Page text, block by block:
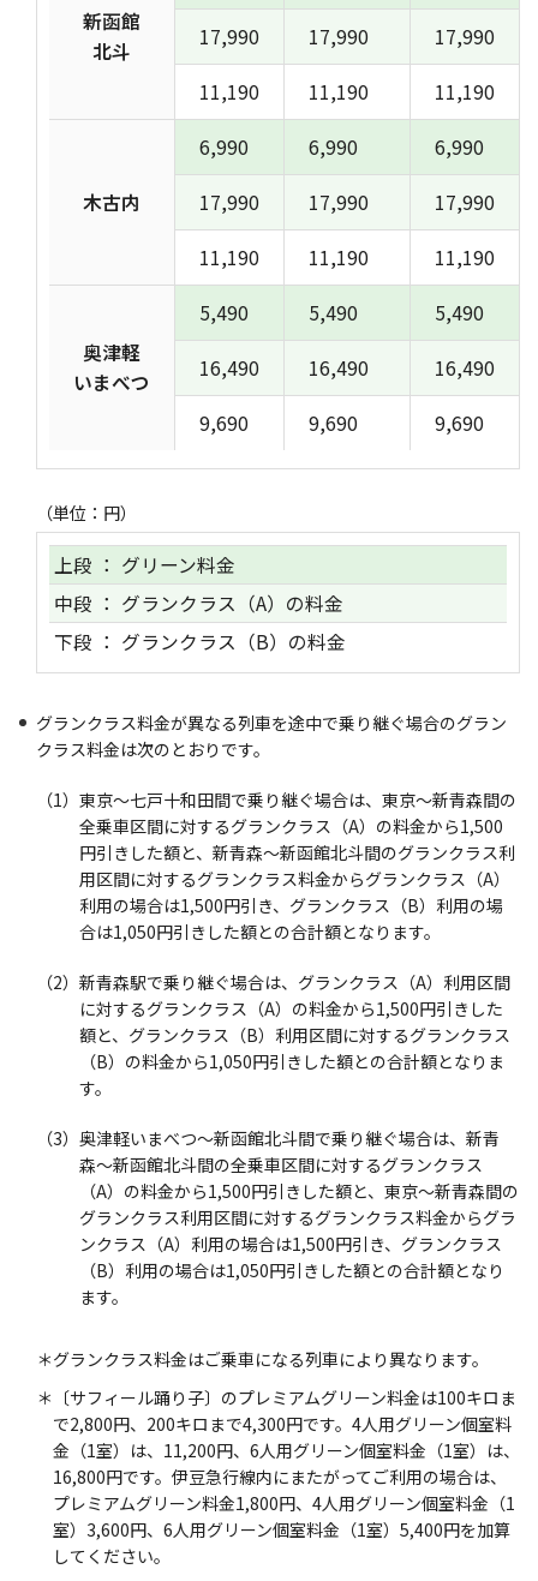
新函館
北斗
17,990
17,990
17,990
11,190
11,190 11,190
木古内
6,990 6,990
6,990
17,990
17,990
17,990
11,190
11,190 11,190
奥津軽
いまべつ
5,490 5,490
5,490
16,490
16,490
16,490
9,690
9,690 9,690
（単位：円）
上段 ： グリーン料金
中段 ： グランクラス（A）の料金
下段 ： グランクラス（B）の料金
グランクラス料金が異なる列車を途中で乗り継ぐ場合のグラン
クラス料金は次のとおりです。
（1）東京〜七戸十和田間で乗り継ぐ場合は、東京〜新青森間の
全乗車区間に対するグランクラス（A）の料金から1,500
円引きした額と、新青森〜新函館北斗間のグランクラス利
用区間に対するグランクラス料金からグランクラス（A）
利用の場合は1,500円引き、グランクラス（B）利用の場
合は1,050円引きした額との合計額となります。
（2）新青森駅で乗り継ぐ場合は、グランクラス（A）利用区間
に対するグランクラス（A）の料金から1,500円引きした
額と、グランクラス（B）利用区間に対するグランクラス
（B）の料金から1,050円引きした額との合計額となりま
す。
（3）奥津軽いまべつ〜新函館北斗間で乗り継ぐ場合は、新青
森〜新函館北斗間の全乗車区間に対するグランクラス
（A）の料金から1,500円引きした額と、東京〜新青森間の
グランクラス利用区間に対するグランクラス料金からグラ
ンクラス（A）利用の場合は1,500円引き、グランクラス
（B）利用の場合は1,050円引きした額との合計額となり
ます。
＊グランクラス料金はご乗車になる列車により異なります。
＊〔サフィール踊り子〕のプレミアムグリーン料金は100キロま
で2,800円、200キロまで4,300円です。4人用グリーン個室料
金（1室）は、11,200円、6人用グリーン個室料金（1室）は、
16,800円です。伊豆急行線内にまたがってご利用の場合は、
プレミアムグリーン料金1,800円、4人用グリーン個室料金（1
室）3,600円、6人用グリーン個室料金（1室）5,400円を加算
してください。